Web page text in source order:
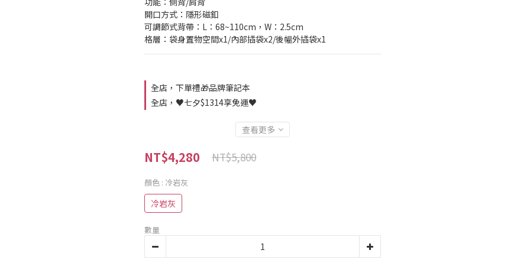
開口方式：隱形磁釦
可調節式背帶：L：68~110cm，W：2.5cm
格層：袋身置物空間x1/內部插袋x2/後幅外插袋x1
全店，下單禮🎁品牌筆記本
全店，♥️七夕$1314享免運♥️
查看更多
NT$4,280 NT$5,800
顏色 : 冷岩灰
冷岩灰
數量